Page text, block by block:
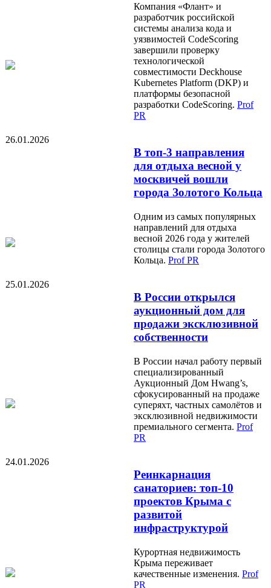
Компания «Флант» и
разработчик российской
системы анализа кода и
уязвимостей CodeScoring
завершили проверку
технологической
совместимости Deckhouse
Kubernetes Platform (DKP) и
платформы безопасной
разработки CodeScoring. Prof
PR
26.01.2026
В топ-3 направления
для отдыха весной у
москвичей вошли
города Золотого Кольца
Одним из самых популярных
направлений для отдыха
весной 2026 года у жителей
столицы стали города Золотого
Кольца. Prof PR
25.01.2026
В России открылся
аукционный дом для
продажи эксклюзивной
собственности
В России начал работу первый
специализированный
Аукционный Дом Hwang’s,
сфокусированный на продаже
суперяхт, частных самолётов и
эксклюзивной недвижимости
премиального сегмента. Prof
PR
24.01.2026
Реинкарнация
санаториев: топ-10
проектов Крыма с
развитой
инфраструктурой
Курортная недвижимость
Крыма переживает
качественные изменения. Prof
PR